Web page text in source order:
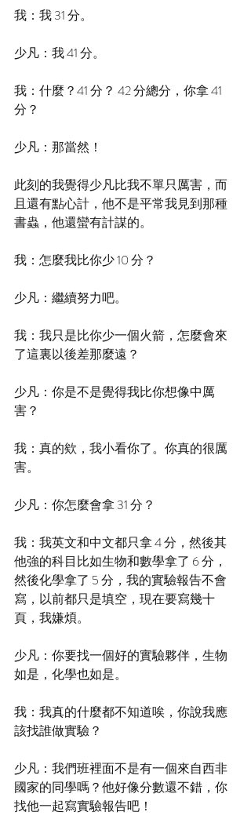
我：我 31 分。
少凡：我 41 分。
我：什麼？41 分？ 42 分總分，你拿 41
分？
少凡：那當然！
此刻的我覺得少凡比我不單只厲害，而
且還有點心計，他不是平常我見到那種
書蟲，他還蠻有計謀的。
我：怎麼我比你少 10 分？
少凡：繼續努力吧。
我：我只是比你少一個火箭，怎麼會來
了這裏以後差那麼遠？
少凡：你是不是覺得我比你想像中厲
害？
我：真的欸，我小看你了。你真的很厲
害。
少凡：你怎麼會拿 31 分？
我：我英文和中文都只拿 4 分，然後其
他強的科目比如生物和數學拿了 6 分，
然後化學拿了 5 分，我的實驗報告不會
寫，以前都只是填空，現在要寫幾十
頁，我嫌煩。
少凡：你要找一個好的實驗夥伴，生物
如是，化學也如是。
我：我真的什麼都不知道唉，你說我應
該找誰做實驗？
少凡：我們班裡面不是有一個來自西非
國家的同學嗎？他好像分數還不錯，你
找他一起寫實驗報告吧！